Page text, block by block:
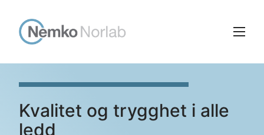
hovedinnhold
Meny
Kvalitet og trygghet i alle
ledd